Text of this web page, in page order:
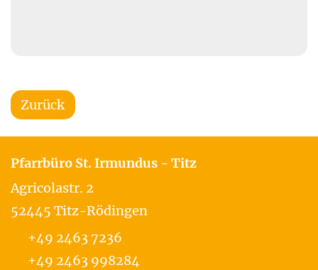
Zurück
Pfarrbüro St. Irmundus - Titz
Agricolastr. 2
52445 Titz-Rödingen
+49 2463 7236
+49 2463 998284